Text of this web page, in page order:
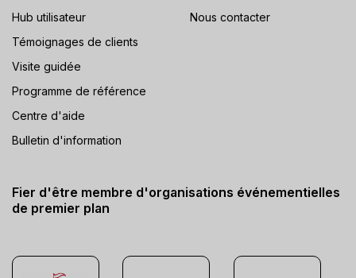
Hub utilisateur
Témoignages de clients
Visite guidée
Programme de référence
Centre d'aide
Bulletin d'information
Nous contacter
Fier d'être membre d'organisations événementielles
de premier plan